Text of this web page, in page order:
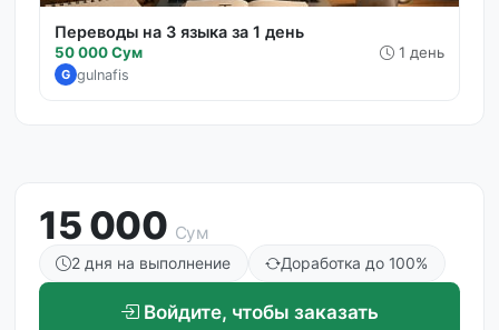
Переводы на 3 языка за 1 день
50 000 Сум 1 день
G gulnafis
15 000 Сум
2 дня на выполнение Доработка до 100%
Войдите, чтобы заказать